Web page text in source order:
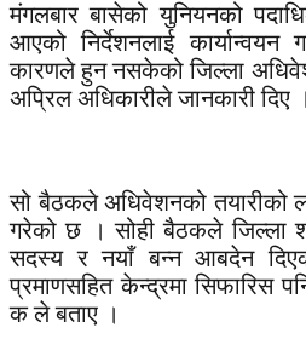
मंगलबार बासेको युनियनको
आएको निर्देशनलाई कार्यान्वयन
कारणले हुन नसकेको जिल्ला
अप्रिल अधिकारीले जानकारी दिए ।
सो बैठकले अधिवेशनको तयारीको
गरेको छ । सोही बैठकले जिल्ला
सदस्य र नयाँ बन्न आबदेन
प्रमाणसहित केन्द्रमा सिफारिस
क ले बताए ।